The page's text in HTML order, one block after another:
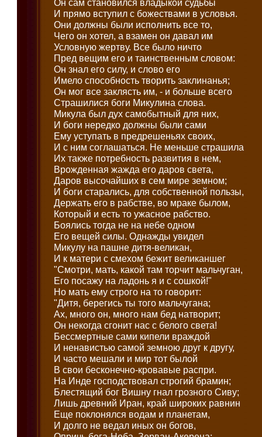
Он сам становился владыкой судьбы
И прямо вступил с божествами в условья.
Они должны были исполнить все то,
Чего он хотел, а взамен он давал им
Условную жертву. Все было ничто
Пред вещим его и таинственным словом:
Он знал его силу, и слово его
Имело способность творить заклинанья;
Он мог все заклясть им, - и больше всего
Страшилися боги Микулина слова.
Микула был дух самобытный для них,
И боги нередко должны были сами
Ему уступать в предрешеньях своих,
И с ним соглашаться. Не меньше страшила
Их также потребность развития в нем,
Врожденная жажда его даров света,
Даров высочайших в сем мире земном;
И боги старались, для собственной пользы,
Держать его в рабстве, во мраке былом,
Который и есть то ужасное рабство.
Боялись тогда не на небе одном
Его вещей силы. Однажды увидел
Микулу на пашне дитя-великан,
И к матери с смехом бежит великаншег
"Смотри, мать, какой там торчит мальчуган,
Его посажу на ладонь я и с сошкой!"
Но мать ему строго на то говорит:
"Дитя, берегись ты того мальчугана;
Ах, много он, много нам бед натворит;
Он некогда сгонит нас с белого света!
Бессмертные сами кипели враждой
И ненавистью самой земною друг к другу,
И часто мешали и мир тот былой
В свои бесконечно-кровавые распри.
На Инде господствовал строгий брамин;
Блестящий бог Вишну гнал грозного Сиву;
Лишь древний Иран, край широких равнин
Еще поклонялся водам и планетам,
И долго не ведал иных он богов,